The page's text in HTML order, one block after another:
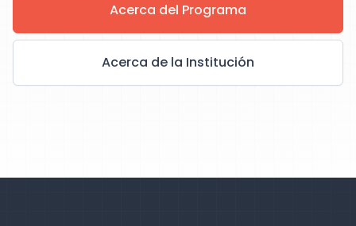
Acerca del Programa
Acerca de la Institución